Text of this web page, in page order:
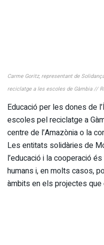
Carme Goritz, representant de
reciclatge a les escoles de Gàmbia //
Educació per les dones de
escoles pel reciclatge a
centre de l’Amazònia o la
Les entitats solidàries de
l’educació i la cooperació
humans i, en molts casos,
àmbits en els projectes